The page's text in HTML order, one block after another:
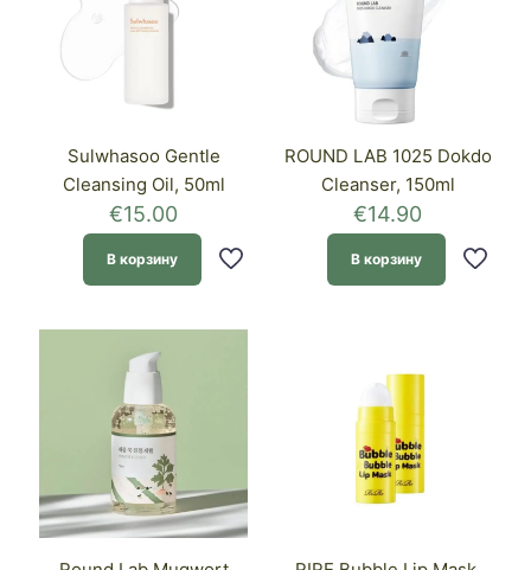
Sulwhasoo Gentle
Cleansing Oil, 50ml
€15.00
В корзину
ROUND LAB 1025 Dokdo
Cleanser, 150ml
€14.90
В корзину